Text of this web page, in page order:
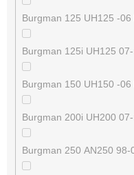
Burgman 125 UH125 -06
Burgman 125i UH125
Burgman 150 UH150 -06
Burgman 200i UH200
Burgman 250 AN250 98-